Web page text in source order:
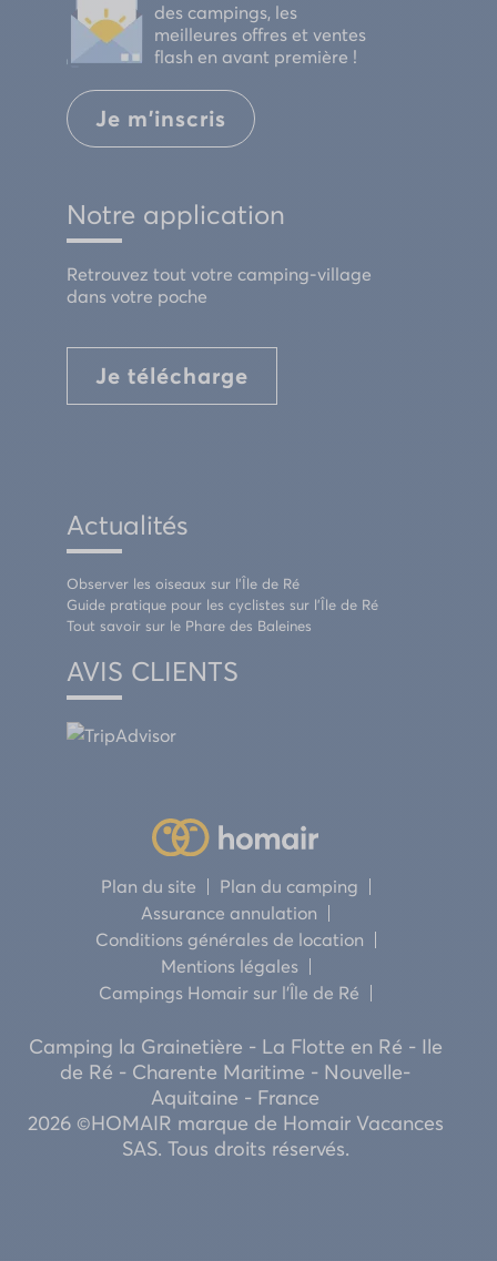
des campings, les
meilleures offres et ventes
flash en avant première !
Je m'inscris
Notre application
Retrouvez tout votre camping-village
dans votre poche
Je télécharge
Actualités
Observer les oiseaux sur l’Île de Ré
Guide pratique pour les cyclistes sur l’Île de Ré
Tout savoir sur le Phare des Baleines
AVIS CLIENTS
Plan du site
Plan du camping
Assurance annulation
Conditions générales de location
Mentions légales
Campings Homair sur l’Île de Ré
Camping la Grainetière - La Flotte en Ré - Ile
de Ré - Charente Maritime - Nouvelle-
Aquitaine - France
2026 ©HOMAIR marque de Homair Vacances
SAS. Tous droits réservés.